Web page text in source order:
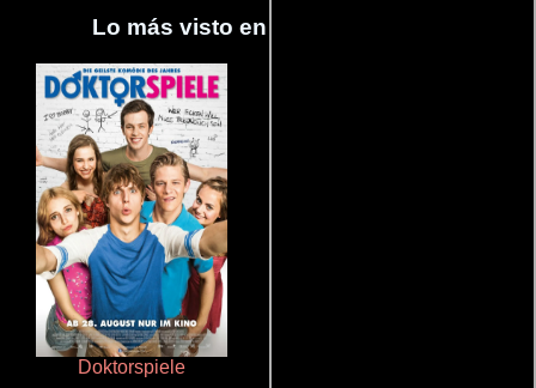
Lo más visto en Cineyseries.net
Doktorspiele